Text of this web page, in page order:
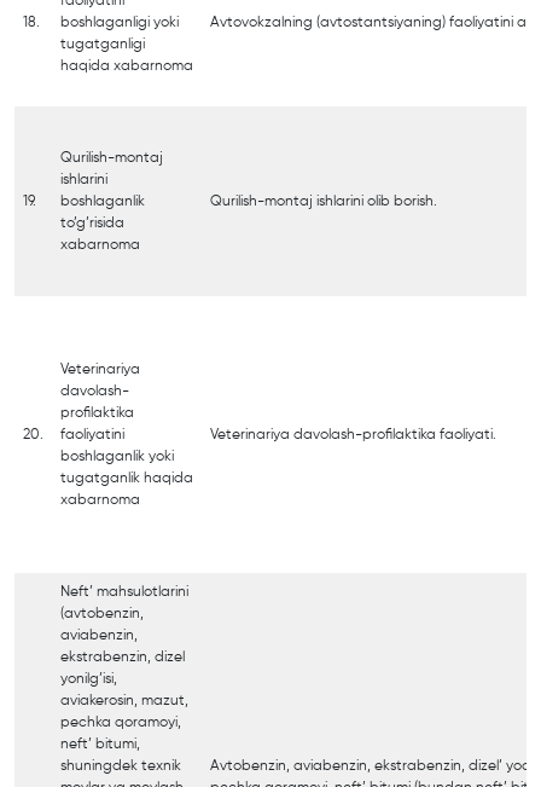
18.
boshlaganligi yoki
tugatganligi
haqida xabarnoma
Avtovokzalning (avtostantsiyaning) faoliyatini
19.
Qurilish-montaj
ishlarini
boshlaganlik
to’g’risida
xabarnoma
Qurilish-montaj ishlarini olib borish.
20.
Veterinariya
davolash-
profilaktika
faoliyatini
boshlaganlik yoki
tugatganlik haqida
xabarnoma
Veterinariya davolash-profilaktika faoliyati.
Neft’ mahsulotlarini
(avtobenzin,
aviabenzin,
ekstrabenzin, dizel
yonilg’isi,
aviakerosin, mazut,
pechka qoramoyi,
neft’ bitumi,
shuningdek texnik
Avtobenzin, aviabenzin, ekstrabenzin, dizel’